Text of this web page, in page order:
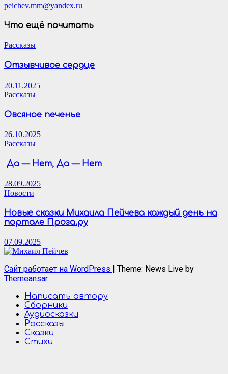
peichev.mm@yandex.ru
Что ещё почитать
Рассказы
Отзывчивое сердце
20.11.2025
Рассказы
Овсяное печенье
26.10.2025
Рассказы
Да — Нет, Да — Нет
28.09.2025
Новости
Новые сказки Михаила Пейчева каждый день на
портале Проза.ру
07.09.2025
Сайт работает на WordPress
Theme: News Live by
Themeansar.
Написать автору
Сборники
Аудиосказки
Рассказы
Сказки
Стихи